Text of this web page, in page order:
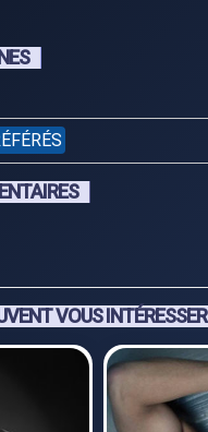
VOUS INTÉRESSER